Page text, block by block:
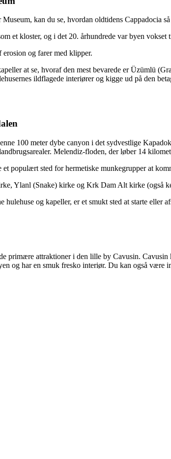
kan du se, hvordan oldtidens Cappadocia
et kloster, og i det 20. århundrede var byen vokset
og farer med klipper.
at se, hvoraf den mest bevarede er Üzümlü
ildflagede interiører og kigge ud på den
100 meter dybe canyon i det sydvestlige
Melendiz-floden, der løber 14
et populært sted for hermetiske munkegrupper at
Ylanl (Snake) kirke og Krk Dam Alt kirke (også
hulehuse og kapeller, er et smukt sted at starte eller
primære attraktioner i den lille by Cavusin.
og har en smuk fresko interiør. Du kan også være